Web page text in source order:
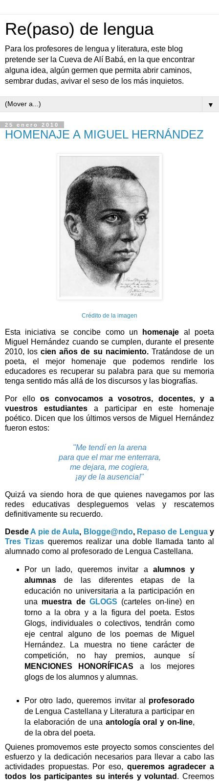
Re(paso) de lengua
Para los profesores de lengua y literatura, este blog
pretende ser la Cueva de Alí Babá, en la que encontrar
alguna idea, algún germen que permita abrir caminos,
sembrar dudas, avivar el seso de los más inquietos.
▼
25 enero 2010
HOMENAJE A MIGUEL HERNÁNDEZ
Crédito de la imagen
Esta iniciativa se concibe como un homenaje al poeta
Miguel Hernández cuando se cumplen, durante el presente
2010, loscien años de su nacimiento.Tratándose de un
poeta, el mejor homenaje que podemos rendirle los
educadores es recuperar su palabra para que su memoria
tenga sentido más allá de los discursos y las biografías.
Por elloos convocamos a vosotros, docentes, y a
vuestros estudiantes a participar en este homenaje
poético. Dicen que los últimos versos de Miguel Hernández
fueron estos:
"Me tendí en la arena
para que el mar me enterrara,
me dejara, me cogiera,
¡ay de la ausencia!"
Quizá va siendo hora de que quienes navegamos por las
redes educativas despleguemos velas y rescatemos
definitivamente su recuerdo.
Desde A pie de Aula, Blogge@ndo, Repaso de Lenguay
Tres Tizas queremos realizar una doble llamada tanto al
alumnado como al profesorado de Lengua Castellana.
Por un lado, queremos invitar aalumnos y
alumnasde las diferentes etapas de la
educación no universitaria a la participación en
una muestra de GLOGS (carteles on-line) en
torno a la obra y a la figura del poeta. Estos
Glogs, individuales o colectivos, tendrán como
eje central alguno de los poemas de Miguel
Hernández. La muestra no tiene carácter de
competición, no hay premios, aunque sí
MENCIONES HONORÍFICAS a los mejores
glogs de los alumnos y alumnas.
Por otro lado, queremos invitar al profesorado
de Lengua Castellana y Literatura a participar en
la elaboración de una antología oral y on-line,
de la obra del poeta.
Quienes promovemos este proyecto somos conscientes del
esfuerzo y la dedicación necesarios para llevar a cabo las
actividades propuestas. Por eso, queremos agradecer a
todos los participantes su interés y voluntad . Creemos